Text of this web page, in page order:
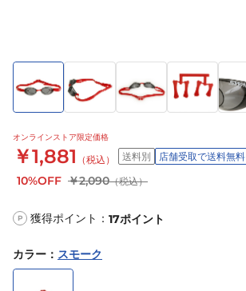
オンラインストア限定価格
￥1,881 （税込） 送料別 店舗受取で送料無料
10%OFF ￥2,090（税込）
P 獲得ポイント： 17ポイント
カラー ： スモーク